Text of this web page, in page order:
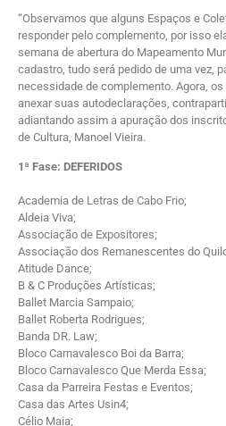
“Observamos que alguns Espaços e
responder pelo complemento, por isso
semana de abertura do Mapeamento
cadastro, tudo será pedido de uma vez,
necessidade de complemento. Agora,
anexar suas autodeclarações,
adiantando assim a apuração dos
de Cultura, Manoel Vieira.
1ª Fase: DEFERIDOS
Academia de Letras de Cabo Frio;
Aldeia Viva;
Associação de Expositores;
Associação dos Remanescentes do
Atitude Dance;
B & C Produções Artísticas;
Ballet Marcia Sampaio;
Ballet Roberta Rodrigues;
Banda DR. Law;
Bloco Carnavalesco Boi da Barra;
Bloco Carnavalesco Que Merda Essa;
Casa da Parreira Festas e Eventos;
Casa das Artes Usin4;
Célio Maia;